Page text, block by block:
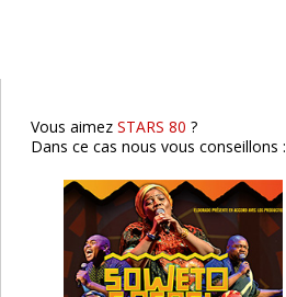
Vous aimez STARS 80 ?
Dans ce cas nous vous conseillons :